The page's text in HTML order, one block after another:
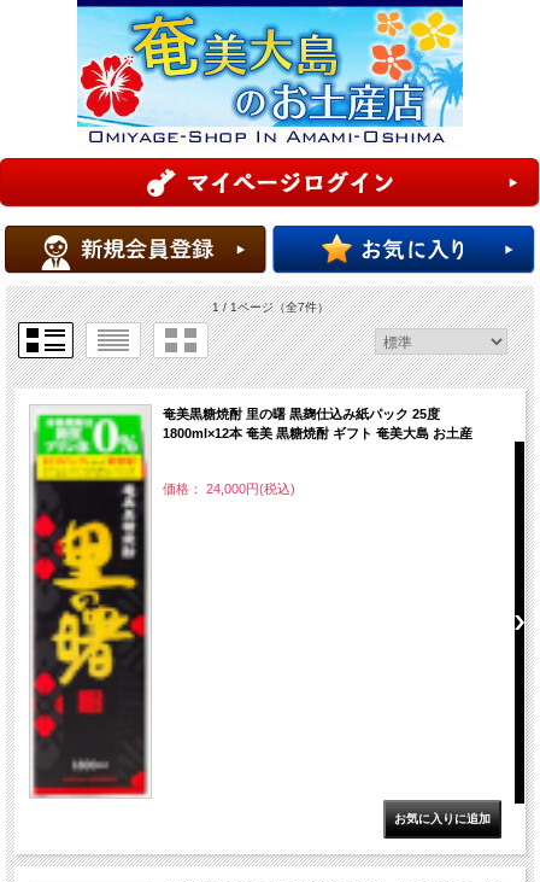
1 / 1ページ（全7件）
奄美黒糖焼酎 里の曙 黒麹仕込み紙パック 25度
1800ml×12本 奄美 黒糖焼酎 ギフト 奄美大島 お土産
価格： 24,000円(税込)